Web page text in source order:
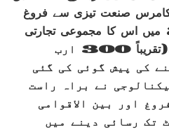
کامرس صنعت تیزی سے فروغ
پارہی ہے اور 2025 میں اس کا مجموعی تجارتی
حجم 21.4 کھرب یوآن(تقریباً 300 ارب
کی پیش گوئی کی گئی
نے براہ راست
اور بین الاقوامی
تک رسائی دینے میں